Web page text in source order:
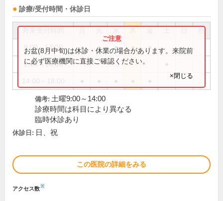
診療/受付時間・休診日
祝
9:00～13:00 ● ● ● ● ●
9:00～14:00
お盆(8月中旬)は休診・休業の場合があります。来院前
に必ず医療機関に直接ご確認ください。
×閉じる
備考: 土曜9:00～14:00
診療時間は科目により異なる
臨時休診あり
休診日: 日、祝
この医院の詳細をみる
アクセス数※